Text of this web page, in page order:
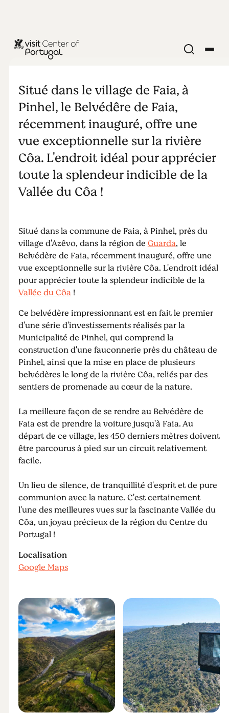
Belvédère de
Faia
Situé dans le village de Faia, à
Pinhel, le Belvédêre de Faia,
récemment inauguré, offre une
vue exceptionnelle sur la rivière
Côa. L'endroit idéal pour apprécier
toute la splendeur indicible de la
Vallée du Côa !
Situé dans la commune de Faia, à Pinhel, près du
village d'Azêvo, dans la région deGuarda, le
Belvédère de Faia, récemment inauguré, offre une
vue exceptionnelle sur la rivière Côa. L'endroit idéal
pour apprécier toute la splendeur indicible de la
Vallée du Côa!
Ce belvédère impressionnant est en fait le premier
d'une série d'investissements réalisés par la
Municipalité de Pinhel, qui comprend la
construction d'une fauconnerie près du château de
Pinhel, ainsi que la mise en place de plusieurs
belvédères le long de la rivière Côa, reliés par des
sentiers de promenade au cœur de la nature.
La meilleure façon de se rendre au Belvédère de
Faia est de prendre la voiture jusqu'à Faia. Au
départ de ce village, les 450 derniers mètres doivent
être parcourus à pied sur un circuit relativement
facile.
Un lieu de silence, de tranquillité d'esprit et de pure
communion avec la nature. C'est certainement
l'une des meilleures vues sur la fascinante Vallée du
Côa, un joyau précieux de la région du Centre du
Portugal !
Localisation
Google Maps